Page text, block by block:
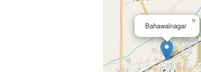
Bahawalnagar
×